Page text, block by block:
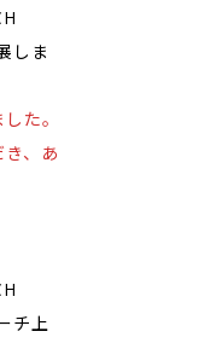
しま
た。
、あ
チ上